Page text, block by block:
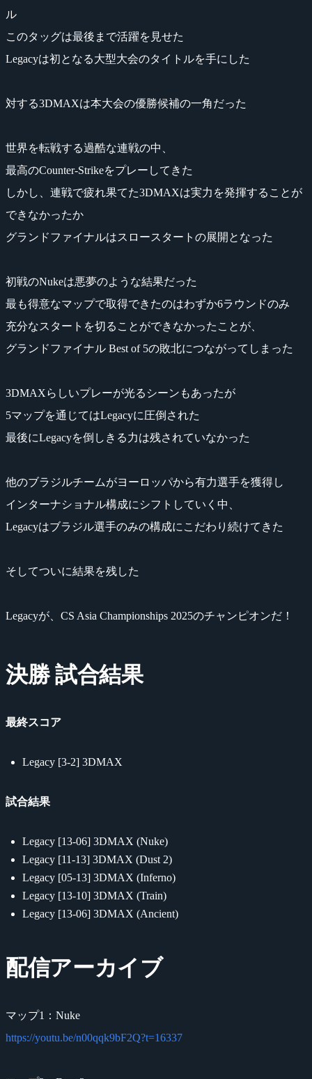
ル
このタッグは最後まで活躍を見せた
Legacyは初となる大型大会のタイトルを手にした
対する3DMAXは本大会の優勝候補の一角だった
世界を転戦する過酷な連戦の中、
最高のCounter-Strikeをプレーしてきた
しかし、連戦で疲れ果てた3DMAXは実力を発揮することが
できなかったか
グランドファイナルはスロースタートの展開となった
初戦のNukeは悪夢のような結果だった
最も得意なマップで取得できたのはわずか6ラウンドのみ
充分なスタートを切ることができなかったことが、
グランドファイナル Best of 5の敗北につながってしまった
3DMAXらしいプレーが光るシーンもあったが
5マップを通じてはLegacyに圧倒された
最後にLegacyを倒しきる力は残されていなかった
他のブラジルチームがヨーロッパから有力選手を獲得し
インターナショナル構成にシフトしていく中、
Legacyはブラジル選手のみの構成にこだわり続けてきた
そしてついに結果を残した
Legacyが、CS Asia Championships 2025のチャンピオンだ！
決勝 試合結果
最終スコア
Legacy [3-2] 3DMAX
試合結果
Legacy [13-06] 3DMAX (Nuke)
Legacy [11-13] 3DMAX (Dust 2)
Legacy [05-13] 3DMAX (Inferno)
Legacy [13-10] 3DMAX (Train)
Legacy [13-06] 3DMAX (Ancient)
配信アーカイブ
マップ1：Nuke
https://youtu.be/n00qqk9bF2Q?t=16337